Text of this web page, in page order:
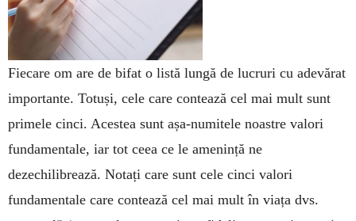
Fiecare om are de bifat o listă lungă de lucruri cu adevărat
importante. Totuși, cele care contează cel mai mult sunt
primele cinci. Acestea sunt așa-numitele noastre valori
fundamentale, iar tot ceea ce le amenință ne
dezechilibrează. Notați care sunt cele cinci valori
fundamentale care contează cel mai mult în viața dvs.